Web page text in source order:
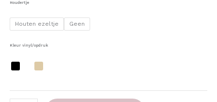
Houdertje
Houten ezeltje Geen
Kleur vinyl/opdruk